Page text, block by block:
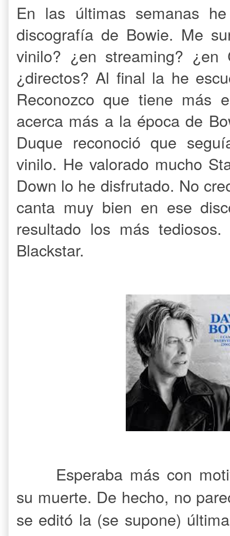
En las últimas semanas
discografía de Bowie. Me
vinilo? ¿en streaming? ¿en
¿directos? Al final la he
Reconozco que tiene más
acerca más a la época de
Duque reconoció que
vinilo. He valorado mucho
Down lo he disfrutado. No
canta muy bien en ese
resultado los más
Blackstar.
Esperaba más con
su muerte. De hecho, no
se editó la (se supone)